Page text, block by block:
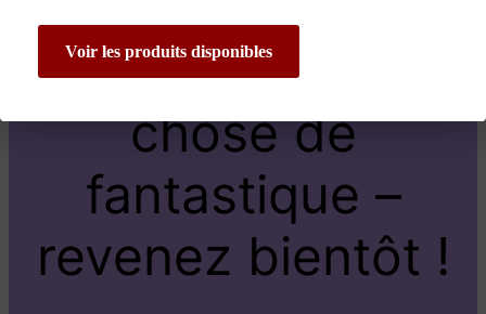
sur quelque
chose de
fantastique –
revenez bientôt !
Voir les produits disponibles